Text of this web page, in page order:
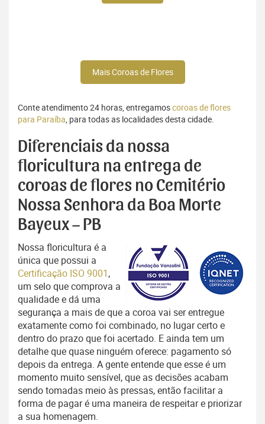
Mais Coroas de Flores
Conte atendimento 24 horas, entregamoscoroas de flores
para Paraíba, para todas as localidades desta cidade.
Diferenciais da nossa
floricultura na entrega de
coroas de flores no Cemitério
Nossa Senhora da Boa Morte
Bayeux – PB
Nossa floricultura é a
única que possui a
Certificação ISO 9001,
um selo que comprova a
qualidade e dá uma
segurança a mais de que a coroa vai ser entregue
exatamente como foi combinado, no lugar certo e
dentro do prazo que foi acertado. E ainda tem um
detalhe que quase ninguém oferece: pagamento só
depois da entrega. A gente entende que esse é um
momento muito sensível, que as decisões acabam
sendo tomadas meio às pressas, então facilitar a
forma de pagar é uma maneira de respeitar e priorizar
a sua homenagem.